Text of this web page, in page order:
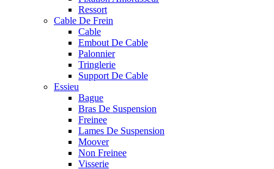
Ressort
Cable De Frein
Cable
Embout De Cable
Palonnier
Tringlerie
Support De Cable
Essieu
Bague
Bras De Suspension
Freinee
Lames De Suspension
Moover
Non Freinee
Visserie